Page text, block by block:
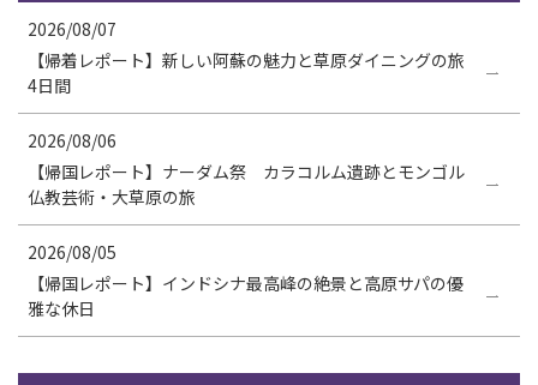
2026/08/07
【帰着レポート】新しい阿蘇の魅力と草原ダイニングの旅
4日間
2026/08/06
【帰国レポート】ナーダム祭 カラコルム遺跡とモンゴル
仏教芸術・大草原の旅
2026/08/05
【帰国レポート】インドシナ最高峰の絶景と高原サパの優
雅な休日